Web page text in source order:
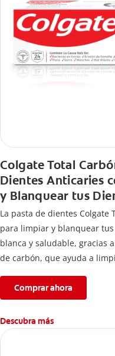
Colgate Total
Dientes Anticaries
y Blanquear tus
La pasta de dientes Colgate
para limpiar y blanquear
blanca y saludable, gracias
de carbón, que ayuda a
Comprar ahora
Descubra más